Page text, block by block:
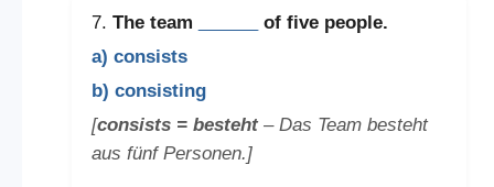
7. The team
of five people.
a) consists
b) consisting
[consists = besteht– Das Team besteht
aus fünf Personen.]